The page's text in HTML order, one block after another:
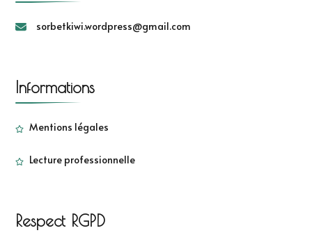
sorbetkiwi.wordpress@gmail.com
Informations
Mentions légales
Lecture professionnelle
Respect RGPD